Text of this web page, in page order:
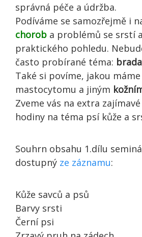
správná péče a údržba.
Podíváme se samozřejmě i
chorob a problémů se srstí
praktického pohledu.
často probírané téma:
Také si povíme, jakou
mastocytomu a jiným
Zveme vás na extra
hodiny na téma psí kůže a
Souhrn obsahu 1.dílu
dostupný ze záznamu:
Kůže savců a psů
Barvy srsti
Černí psi